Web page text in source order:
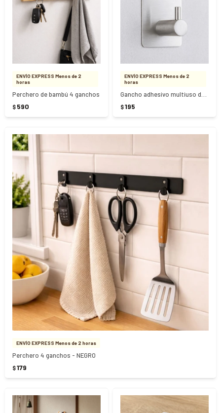
ENVÍO EXPRESS Menos de 2
horas
Perchero de bambú 4 ganchos
$ 590
ENVÍO EXPRESS Menos de 2
horas
$195
ENVÍO EXPRESS Menos de 2 horas
Perchero 4 ganchos - NEGRO
$179